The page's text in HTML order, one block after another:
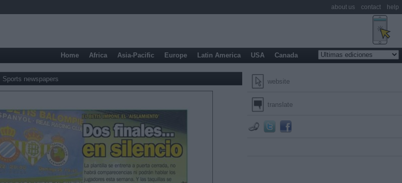
Home Africa Asia-Pacific Europe Latin America USA Canada
website
translate
Sports newspapers
about us contact help